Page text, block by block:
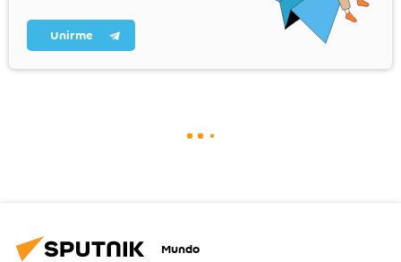
Unirme
Mundo